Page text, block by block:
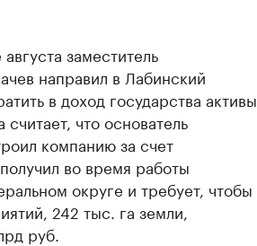
заместитель
направил в Лабинский
в доход государства активы
что основатель
компанию за счет
во время работы
округе и требует, чтобы
242 тыс. га земли,
руб.